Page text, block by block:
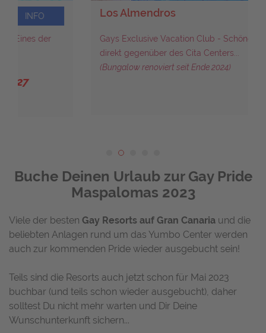
Los Almendros
Gays Exclusive Vacation Club - Schöne Bungalows
direkt gegenüber des Cita Centers...
(Bungalow renoviert seit Ende 2024)
Buche Deinen Urlaub zur Gay Pride
Maspalomas 2023
Viele der besten Gay Resorts auf Gran Canaria und die
beliebten Anlagen rund um das Yumbo Center werden
auch zur kommenden Pride wieder ausgebucht sein!
Teils sind die Resorts auch jetzt schon für Mai 2023
buchbar (und teils schon wieder ausgebucht), daher
solltest Du nicht mehr warten und Dir Deine
Wunschunterkunft sichern...